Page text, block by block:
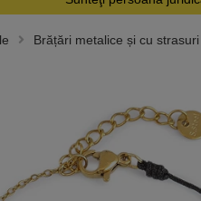
Brățări metalice și cu strasuri